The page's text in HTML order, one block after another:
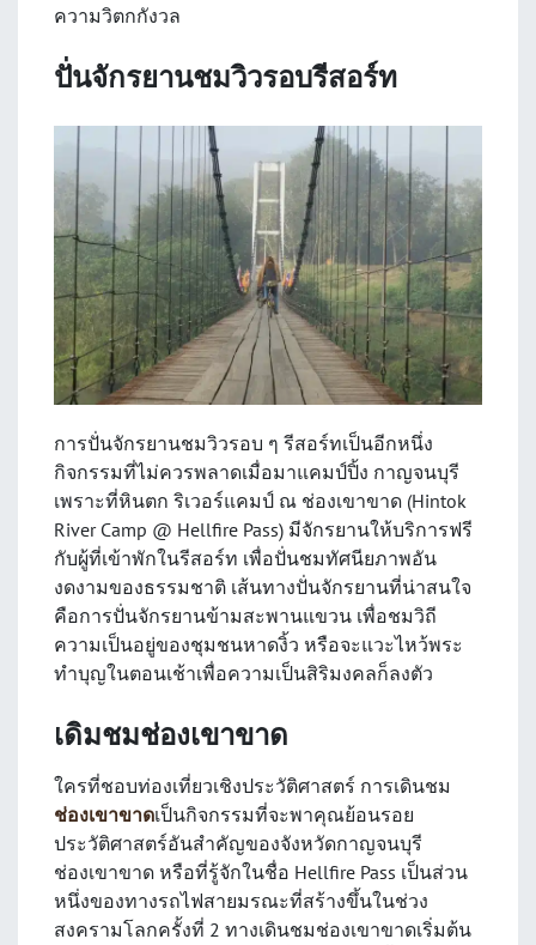
ความวิตกกังวล
ปั่นจักรยานชมวิวรอบรีสอร์ท
การปั่นจักรยานชมวิวรอบ ๆ รีสอร์ทเป็นอีกหนึ่ง
กิจกรรมที่ไม่ควรพลาดเมื่อมาแคมป์ปิ้ง กาญจนบุรี
เพราะที่หินตก ริเวอร์แคมป์ ณ ช่องเขาขาด (Hintok
River Camp @ Hellfire Pass) มีจักรยานให้บริการฟรี
กับผู้ที่เข้าพักในรีสอร์ท เพื่อปั่นชมทัศนียภาพอัน
งดงามของธรรมชาติ เส้นทางปั่นจักรยานที่น่าสนใจ
คือการปั่นจักรยานข้ามสะพานแขวน เพื่อชมวิถี
ความเป็นอยู่ของชุมชนหาดงิ้ว หรือจะแวะไหว้พระ
ทำบุญในตอนเช้าเพื่อความเป็นสิริมงคลก็ลงตัว
เดิมชมช่องเขาขาด
ใครที่ชอบท่องเที่ยวเชิงประวัติศาสตร์ การเดินชม
ช่องเขาขาดเป็นกิจกรรมที่จะพาคุณย้อนรอย
ประวัติศาสตร์อันสำคัญของจังหวัดกาญจนบุรี
ช่องเขาขาด หรือที่รู้จักในชื่อ Hellfire Pass เป็นส่วน
หนึ่งของทางรถไฟสายมรณะที่สร้างขึ้นในช่วง
สงครามโลกครั้งที่ 2 ทางเดินชมช่องเขาขาดเริ่มต้น